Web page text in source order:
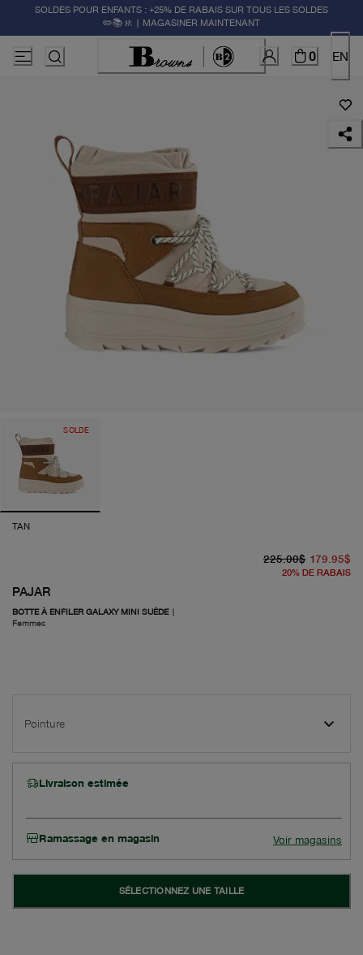
SOLDES POUR ENFANTS : +25% DE RABAIS SUR TOUS LES SOLDES
✏️📚🚸 | MAGASINER MAINTENANT
0 EN
SOLDE
TAN
PAJAR
BOTTE À ENFILER GALAXY MINI SUÈDE|
Femmes
225.00$ 179.95$
20% DE RABAIS
Pointure
Livraison estimée
Ramassage en magasin Voir magasins
SÉLECTIONNEZ UNE TAILLE